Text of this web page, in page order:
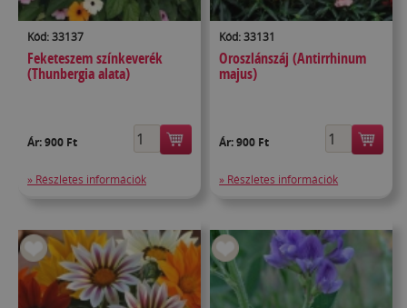
Kód: 33137
Feketeszem színkeverék
(Thunbergia alata)
Ár:900 Ft
» Részletes információk
Kód: 33131
Oroszlánszáj (Antirrhinum
majus)
Ár:900 Ft
» Részletes információk